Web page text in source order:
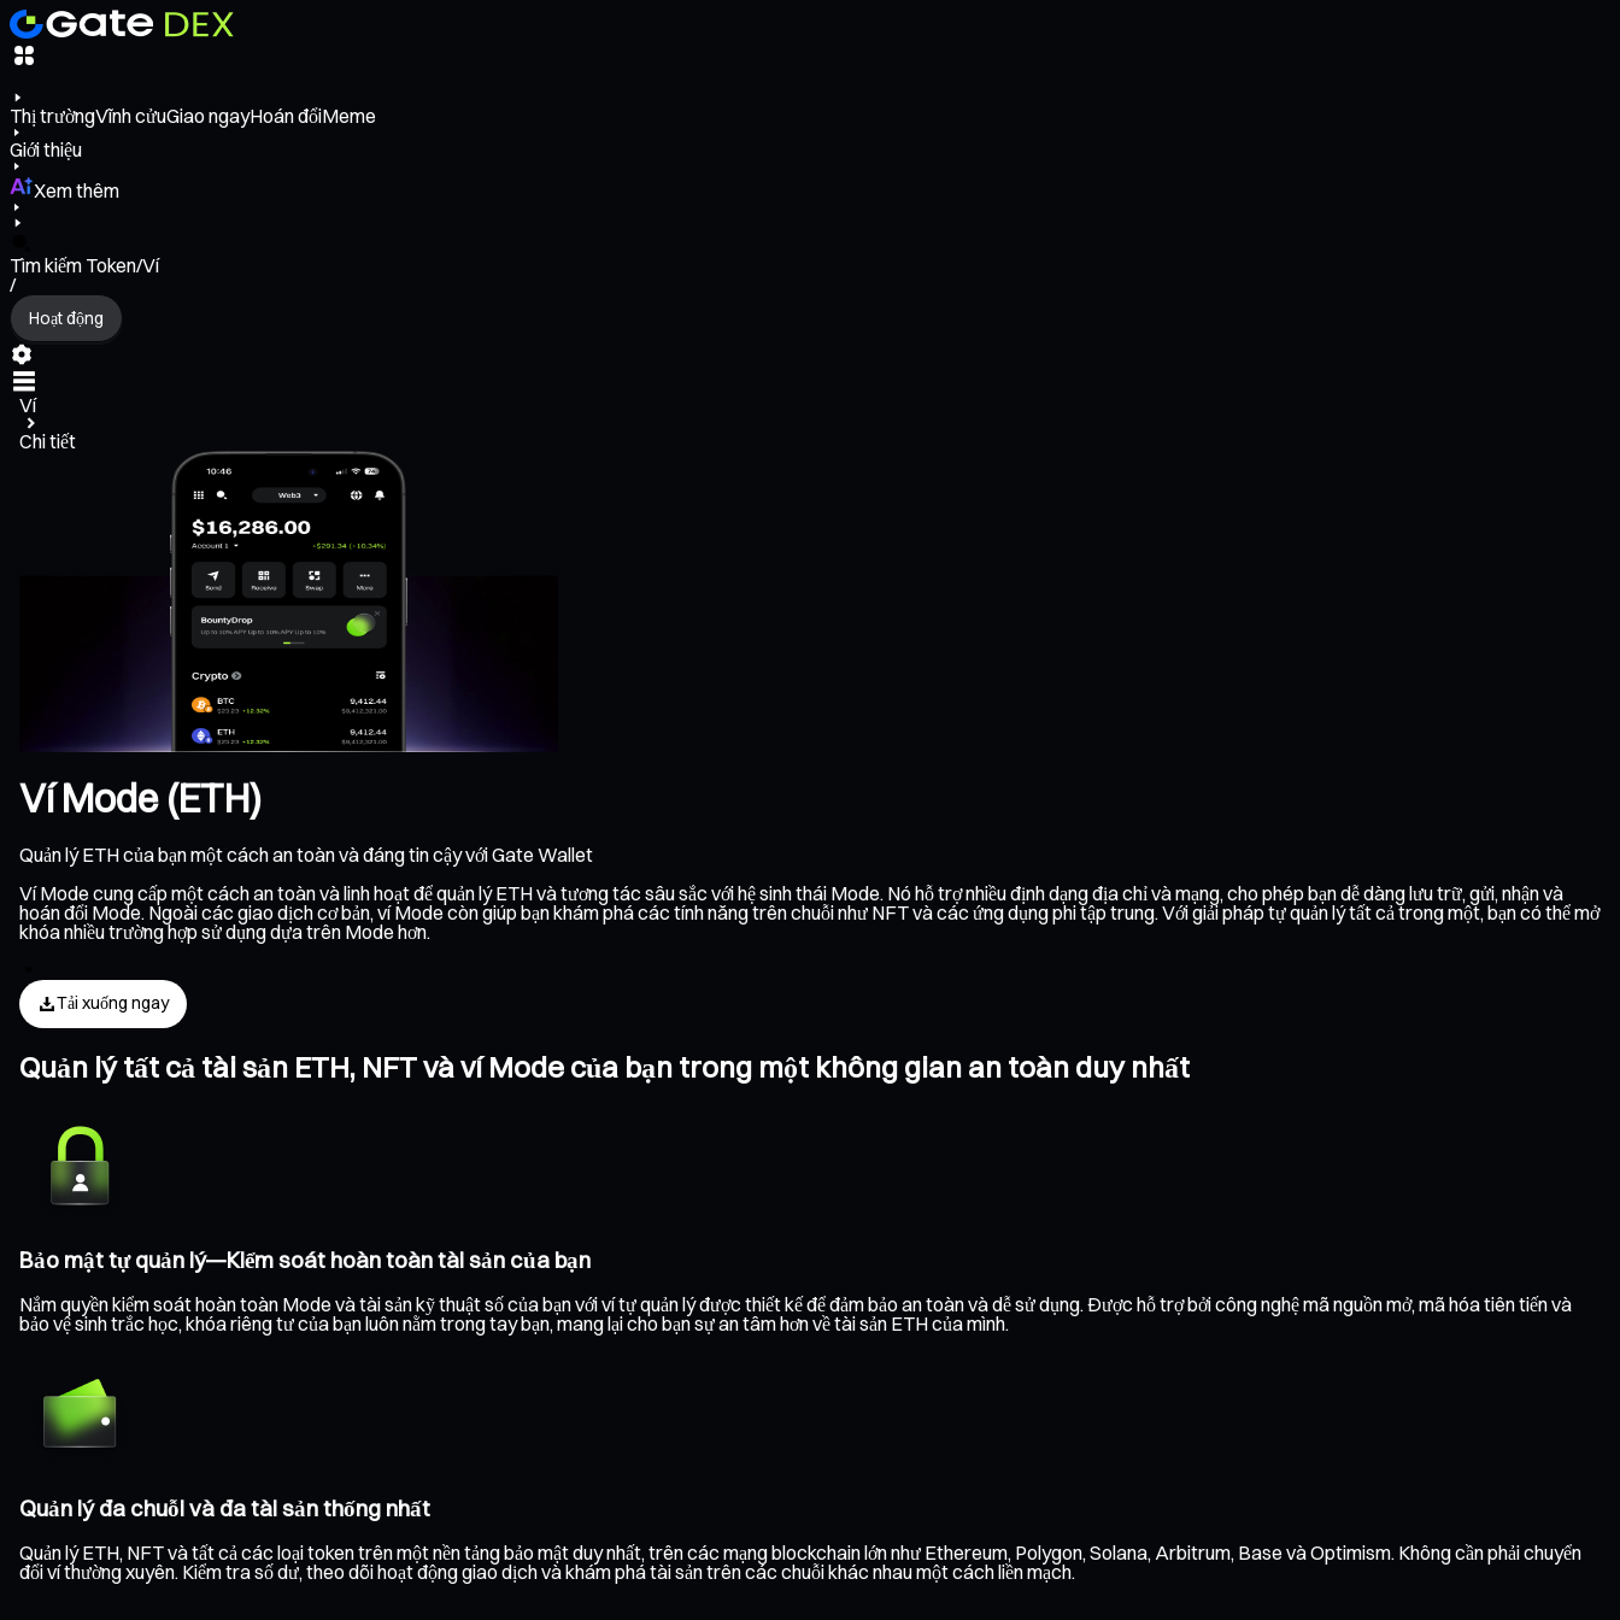
Thị trườngVĩnh cửuGiao ngayHoán đổiMeme
Giới thiệu
Xem thêm
Tìm kiếm Token/Ví
/
Hoạt động
Ví
Chi tiết
Ví Mode (ETH)
Quản lý ETH của bạn một cách an toàn và đáng tin cậy với Gate Wallet
Ví Mode cung cấp một cách an toàn và linh hoạt để quản lý ETH và tương tác sâu sắc với hệ sinh thái Mode. Nó hỗ trợ nhiều định dạng địa chỉ và mạng, cho phép bạn dễ dàng lưu trữ, gửi, nhận và
hoán đổi Mode. Ngoài các giao dịch cơ bản, ví Mode còn giúp bạn khám phá các tính năng trên chuỗi như NFT và các ứng dụng phi tập trung. Với giải pháp tự quản lý tất cả trong một, bạn có thể mở
khóa nhiều trường hợp sử dụng dựa trên Mode hơn.
Tải xuống ngay
Quản lý tất cả tài sản ETH, NFT và ví Mode của bạn trong một không gian an toàn duy nhất
Bảo mật tự quản lý—Kiểm soát hoàn toàn tài sản của bạn
Nắm quyền kiểm soát hoàn toàn Mode và tài sản kỹ thuật số của bạn với ví tự quản lý được thiết kế để đảm bảo an toàn và dễ sử dụng. Được hỗ trợ bởi công nghệ mã nguồn mở, mã hóa tiên tiến và
bảo vệ sinh trắc học, khóa riêng tư của bạn luôn nằm trong tay bạn, mang lại cho bạn sự an tâm hơn về tài sản ETH của mình.
Quản lý đa chuỗi và đa tài sản thống nhất
Quản lý ETH, NFT và tất cả các loại token trên một nền tảng bảo mật duy nhất, trên các mạng blockchain lớn như Ethereum, Polygon, Solana, Arbitrum, Base và Optimism. Không cần phải chuyển
đổi ví thường xuyên. Kiểm tra số dư, theo dõi hoạt động giao dịch và khám phá tài sản trên các chuỗi khác nhau một cách liền mạch.